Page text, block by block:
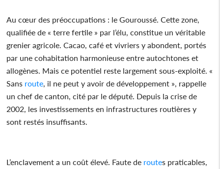
Au cœur des préoccupations : le Gouroussé. Cette zone,
qualifiée de « terre fertile » par l’élu, constitue un véritable
grenier agricole. Cacao, café et vivriers y abondent, portés
par une cohabitation harmonieuse entre autochtones et
allogènes. Mais ce potentiel reste largement sous-exploité. «
Sans route , il ne peut y avoir de développement », rappelle
un chef de canton, cité par le député. Depuis la crise de
2002, les investissements en infrastructures routières y
sont restés insuffisants.
L’enclavement a un coût élevé. Faute de routes praticables,